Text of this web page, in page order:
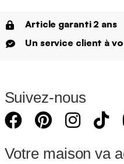
Article garanti 2 ans
Un service client à
Suivez-nous
Votre maison va